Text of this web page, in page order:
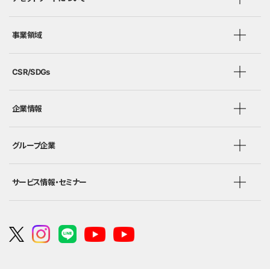
事業領域
CSR/SDGs
企業情報
グループ企業
サービス情報・セミナー